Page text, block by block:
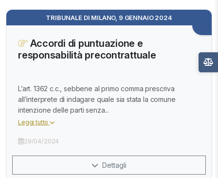
TRIBUNALE DI MILANO, 9 GENNAIO 2024
Accordi di puntuazione e
responsabilità precontrattuale
L’art. 1362 c.c., sebbene al primo comma prescriva
all’interprete di indagare quale sia stata la comune
intenzione delle parti senza...
Leggi tutto
29/04/2024
Dettagli